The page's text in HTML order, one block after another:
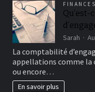
FINANCES
Qu’est-
Sarah
La comptabilité
appellations comme la
ou encore…
En savoir plus